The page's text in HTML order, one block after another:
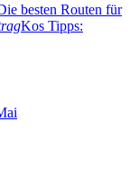
besten Routen für
Kos Tipps: